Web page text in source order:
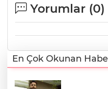
Yorumlar (0)
En Çok Okunan